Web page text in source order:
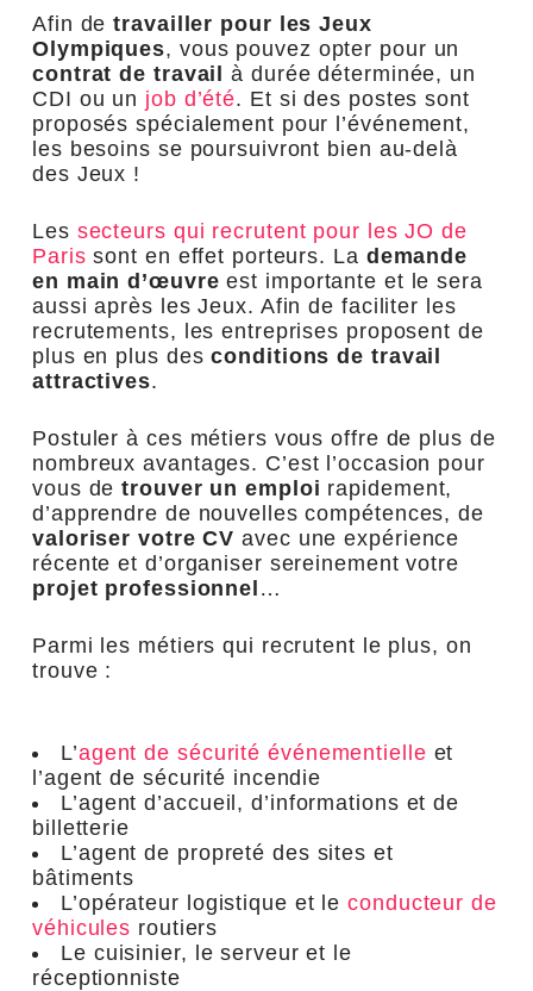
Afin detravailler pour les Jeux
Olympiques, vous pouvez opter pour un
contrat de travail à durée déterminée, un
CDI ou un job d’été. Et si des postes sont
proposés spécialement pour l’événement,
les besoins se poursuivront bien au-delà
des Jeux !
Les secteurs qui recrutent pour les JO de
Paris sont en effet porteurs. La demande
en main d’œuvre est importante et le sera
aussi après les Jeux. Afin de faciliter les
recrutements, les entreprises proposent de
plus en plus desconditions de travail
attractives.
Postuler à ces métiers vous offre de plus de
nombreux avantages. C’est l’occasion pour
vous detrouver un emploi rapidement,
d’apprendre de nouvelles compétences, de
valoriser votre CV avec une expérience
récente et d’organiser sereinement votre
projet professionnel …
Parmi les métiers qui recrutent le plus, on
trouve :
L’agent de sécurité événementielle et
l’agent de sécurité incendie
L’agent d’accueil, d’informations et de
billetterie
L’agent de propreté des sites et
bâtiments
L’opérateur logistique et leconducteur de
véhicules routiers
Le cuisinier, le serveur et le
réceptionniste